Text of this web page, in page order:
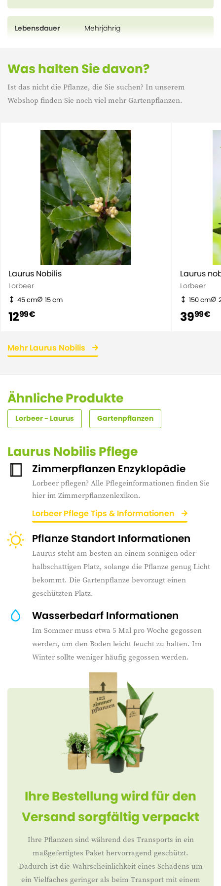
Lebensdauer Mehrjährig
Was halten Sie davon?
Ist das nicht die Pflanze, die Sie suchen? In unserem
Webshop finden Sie noch viel mehr Gartenpflanzen.
Laurus Nobilis
Lorbeer
45 cm 15 cm
1299 €
Laurus
Lorbeer
150 cm
3999 €
Mehr Laurus Nobilis
Ähnliche Produkte
Lorbeer - Laurus Gartenpflanzen
Laurus Nobilis Pflege
Zimmerpflanzen Enzyklopädie
Lorbeer pflegen? Alle Pflegeinformationen finden Sie
hier im Zimmerpflanzenlexikon.
Lorbeer Pflege Tips & Informationen
Pflanze Standort Informationen
Laurus steht am besten an einem sonnigen oder
halbschattigen Platz, solange die Pflanze genug Licht
bekommt. Die Gartenpflanze bevorzugt einen
geschützten Platz.
Wasserbedarf Informationen
Im Sommer muss etwa 5 Mal pro Woche gegossen
werden, um den Boden leicht feucht zu halten. Im
Winter sollte weniger häufig gegossen werden.
Ihre Bestellung wird für den
Versand sorgfältig verpackt
Ihre Pflanzen sind während des Transports in ein
maßgefertigtes Paket hervorragend geschützt.
Dadurch ist die Wahrscheinlichkeit eines Schadens um
ein Vielfaches geringer als beim Transport mit einem